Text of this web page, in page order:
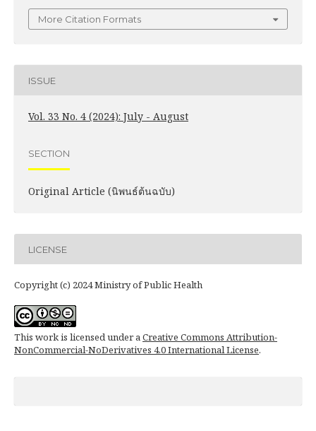
More Citation Formats
ISSUE
Vol. 33 No. 4 (2024): July - August
SECTION
Original Article (นิพนธ์ต้นฉบับ)
LICENSE
Copyright (c) 2024 Ministry of Public Health
This work is licensed under aCreative Commons Attribution-
NonCommercial-NoDerivatives 4.0 International License.